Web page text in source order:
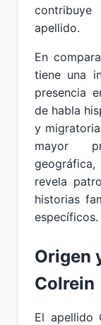
apellido.
En
tiene una
presencia
de habla
y
mayor
revela
historias
específicos.
Origen
Colrein
El apellido